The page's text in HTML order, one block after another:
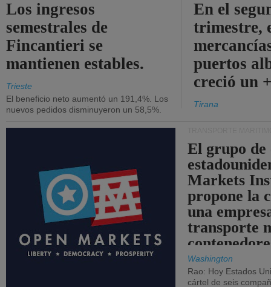
Los ingresos
semestrales de
Fincantieri se
mantienen estables.
Trieste
El beneficio neto aumentó un 191,4%. Los
nuevos pedidos disminuyeron un 58,5%.
En el
trimestre,
puertos
creció un
Tirana
El grupo de
Markets
propone la
una
transporte
Washington
Rao: Hoy Estados
cártel de seis